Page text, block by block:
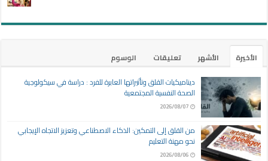
الأخيرة الأشهر تعليقات
الوسوم
ديناميكيات القلق وتأثيراتها العابرة للفرد : دراسة في سيكولوجية
الصحة النفسية المجتمعية
2026/08/07
من القلق إلى التمكين: الذكاء الاصطناعي وتعزيز الاتجاه الإيجابي
نحو مهنة التعليم
2026/08/06